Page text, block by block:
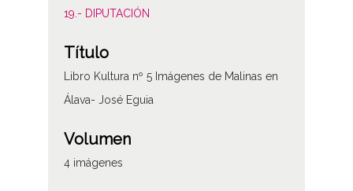
19.- DIPUTACIÓN
Título
Libro Kultura nº 5 Imágenes de Malinas en
Álava- José Eguia
Volumen
4 imágenes